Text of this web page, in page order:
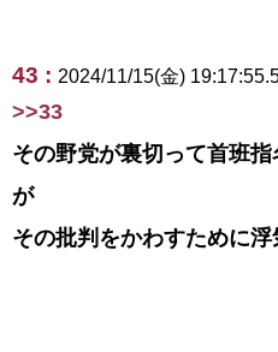
43 : 2024/11/15(金)
>>33
その野党が裏切って首班
が
その批判をかわすために